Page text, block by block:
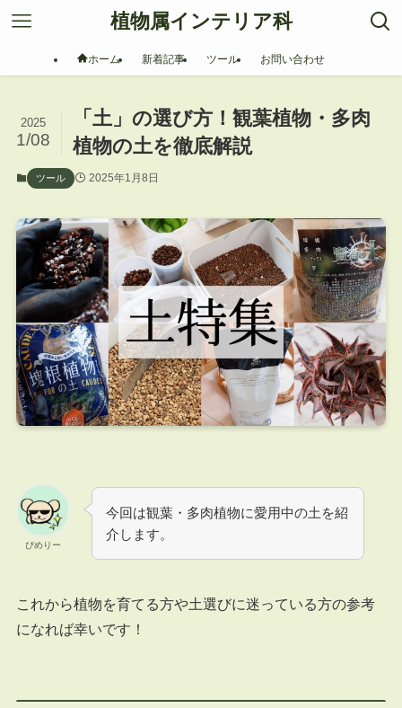
植物属インテリア科
ホーム 新着記事 ツール お問い合わせ
「土」の選び方！観葉植物・多肉
植物の土を徹底解説
2025
1/08
ツール 2025年1月8日
ぴめりー
今回は観葉・多肉植物に愛用中の土を紹
介します。
これから植物を育てる方や土選びに迷っている方の参考
になれば幸いです！